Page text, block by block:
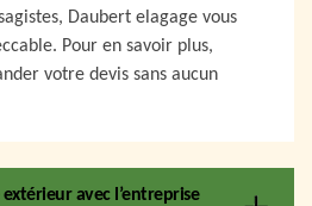
Daubert elagage vous
Pour en savoir plus,
votre devis sans aucun
avec l’entreprise